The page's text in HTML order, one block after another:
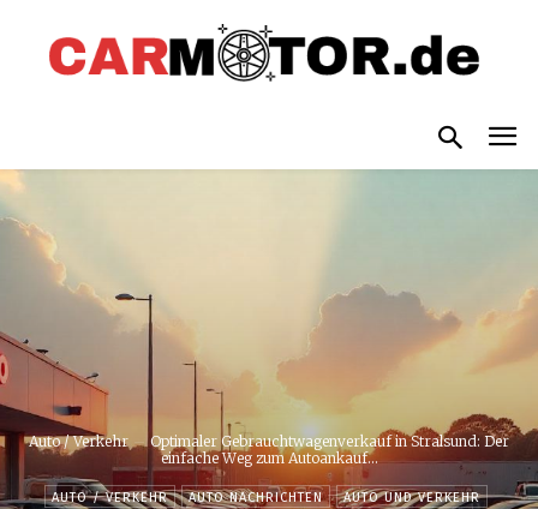
Auto / Verkehr
Optimaler Gebrauchtwagenverkauf in Stralsund: Der
einfache Weg zum Autoankauf...
AUTO / VERKEHR AUTO NACHRICHTEN
AUTO UND VERKEHR